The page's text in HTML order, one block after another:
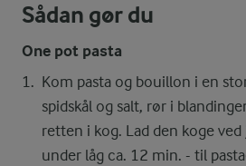
Sådan gør du
One pot pasta
Kom pasta og bouillon i en
spidskål og salt, rør i
retten i kog. Lad den koge
under låg ca. 12 min. - til